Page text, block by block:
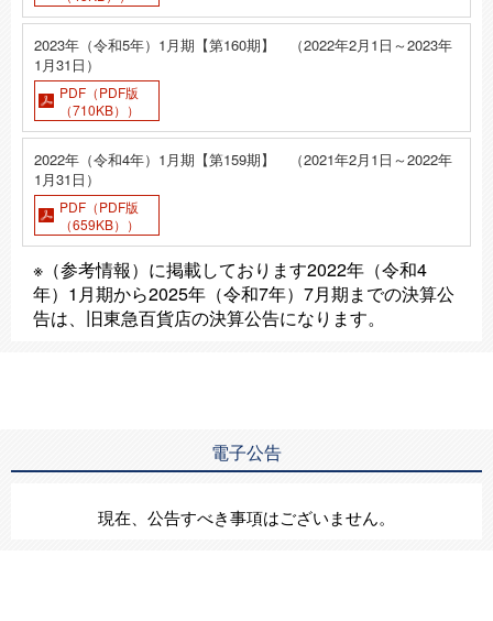
2023年（令和5年）1月期【第160期】 （2022年2月1日～2023年
1月31日）
PDF（PDF版
（710KB））
2022年（令和4年）1月期【第159期】 （2021年2月1日～2022年
1月31日）
PDF（PDF版
（659KB））
※（参考情報）に掲載しております2022年（令和4
年）1月期から2025年（令和7年）7月期までの決算公
告は、旧東急百貨店の決算公告になります。
電子公告
現在、公告すべき事項はございません。